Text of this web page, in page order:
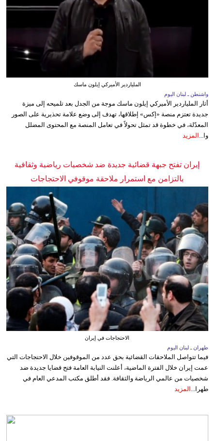
الملياردير الأميركي إيلون ماسك
واشنطن ـ لبنان اليوم
أثار الملياردير الأميركي إيلون ماسك موجة من الجدل بعد تلميحه إلى ميزة
جديدة تعتزم منصة «إكس» إطلاقها، تهدف إلى وضع علامة تحذيرية على الصور
المعدّلة، في خطوة قد تمثل تحولاً في تعامل المنصة مع المحتوى المضلل
وا...
المزيد
إيران تفتح جبهة قضائية جديدة ضد شخصيات رياضية وثقافية
بالتزامن مع استمرار ملاحقة موقوفي الاحتجاجات
الاحتجاجات في إيران
طهران ـ لبنان اليوم
فيما تتواصل الملاحقات القضائية بحق عدد من الموقوفين خلال الاحتجاجات التي
عمت إيران خلال الفترة الماضية، أعلنت النيابة العامة فتح قضايا جديدة ضد
شخصيات من عالمي الرياضة والثقافة. فقد أطلق مكتب المدعي العام في
طهرا... المزيد